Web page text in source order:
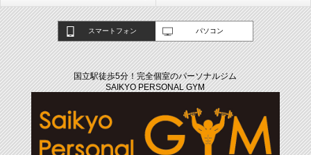
スマートフォン パソコン
国立駅徒歩5分！完全個室のパーソナルジム
SAIKYO PERSONAL GYM